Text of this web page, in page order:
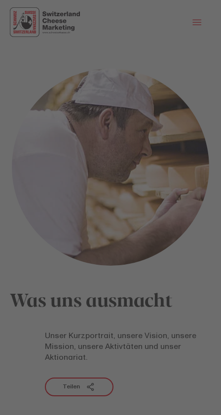
Was uns ausmacht
Unser Kurzportrait, unsere Vision, unsere
Mission, unsere Aktivtäten und unser
Aktionariat.
Teilen